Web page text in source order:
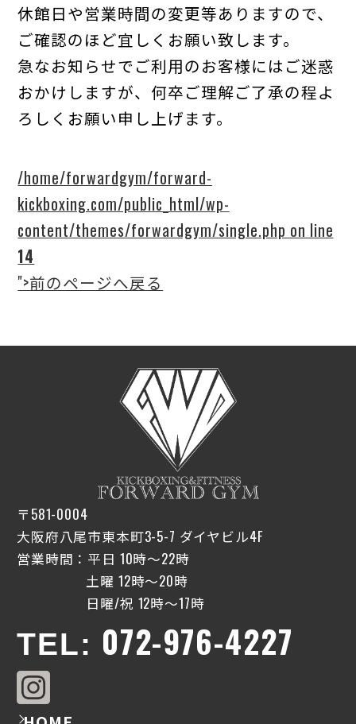
休館日や営業時間の変更等ありますので、
ご確認のほど宜しくお願い致します。
急なお知らせでご利用のお客様にはご迷惑
おかけしますが、何卒ご理解ご了承の程よ
ろしくお願い申し上げます。
/home/forwardgym/forward-
kickboxing.com/public_html/wp-
content/themes/forwardgym/single.php on line
14
">前のページへ戻る
〒581-0004
大阪府八尾市東本町3-5-7 ダイヤビル4F
営業時間：平日 10時〜22時
土曜 12時〜20時
日曜/祝 12時〜17時
TEL: 072-976-4227